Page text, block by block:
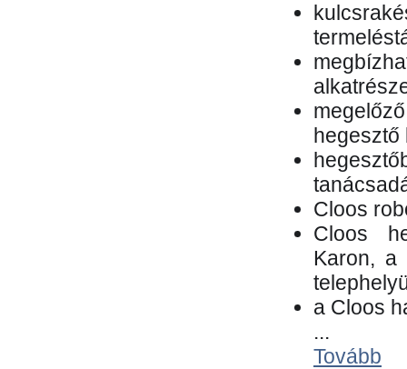
hegesztő
Cloos
Cloos
Karon, a
a Cloos
...
Tovább